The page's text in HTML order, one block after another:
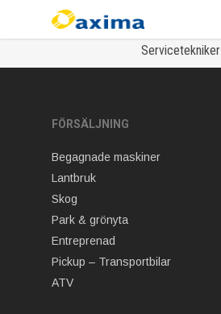
Servicetekniker
FÖRSÄLJNING
Begagnade maskiner
Lantbruk
Skog
Park & grönyta
Entreprenad
Pickup – Transportbilar
ATV